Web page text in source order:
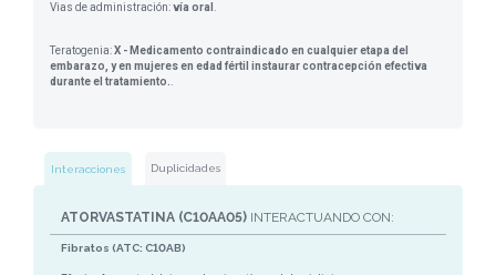
Vias de administración:vía oral
Teratogenia:X - Medicamento contraindicado en cualquier etapa del
embarazo, y en mujeres en edad fértil instaurar contracepción efectiva
durante el tratamiento.
Interacciones Duplicidades
ATORVASTATINA (C10AA05) INTERACTUANDO CON:
Fibratos (ATC: C10AB)